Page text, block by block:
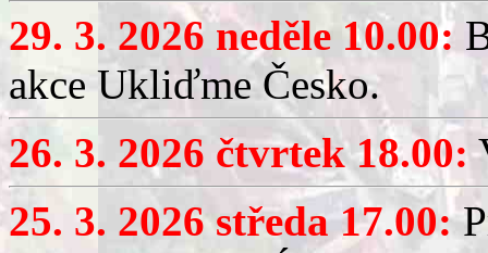
29. 3. 2026 neděle 10.00:
akce Ukliďme Česko.
26. 3. 2026 čtvrtek 18.00:
25. 3. 2026 středa 17.00: